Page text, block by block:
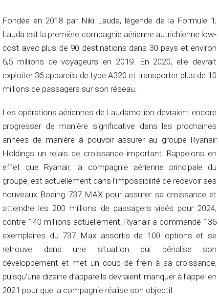
Fondée en 2018 par Niki Lauda, légende de la Formule 1,
Lauda est la première compagnie aérienne autrichienne low-
cost avec plus de 90 destinations dans 30 pays et environ
6,5 millions de voyageurs en 2019. En 2020, elle devrait
exploiter 36 appareils de type A320 et transporter plus de 10
millions de passagers sur son réseau.
Les opérations aériennes de Laudamotion devraient encore
progresser de manière significative dans les prochaines
années de manière à pouvoir assurer au groupe Ryanair
Holdings un relais de croissance important. Rappelons en
effet que Ryanair, la compagnie aérienne principale du
groupe, est actuellement dans l’impossibilité de recevoir ses
nouveaux Boeing 737 MAX pour assurer sa croissance et
atteindre les 200 millions de passagers visés pour 2024,
contre 140 millions actuellement. Ryanair a commandé 135
exemplaires du 737 Max assortis de 100 options et se
retrouve dans une situation qui pénalise son
développement et met un coup de frein à sa croissance,
puisqu’une dizaine d’appareils devraient manquer à l’appel en
2021 pour que la compagnie réalise son objectif.